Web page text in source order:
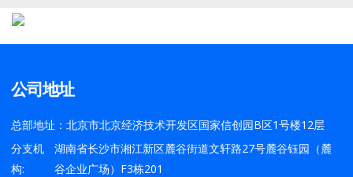
公司地址
总部地址：北京市北京经济技术开发区国家信创园B区1号楼12层
分支机
构:
湖南省长沙市湘江新区麓谷街道文轩路27号麓谷钰园（麓
谷企业广场）F3栋201